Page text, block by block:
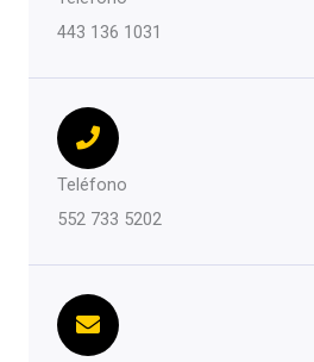
443 136 1031
Teléfono
552 733 5202